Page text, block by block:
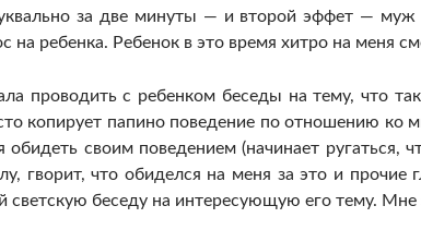
за две минуты — и второй эффет — муж
на ребенка. Ребенок в это время хитро на меня
проводить с ребенком беседы на тему, что
копирует папино поведение по отношению ко
обидеть своим поведением (начинает
гворит, что обиделся на меня за это и прочие
светскую беседу на интересующую его тему. Мне